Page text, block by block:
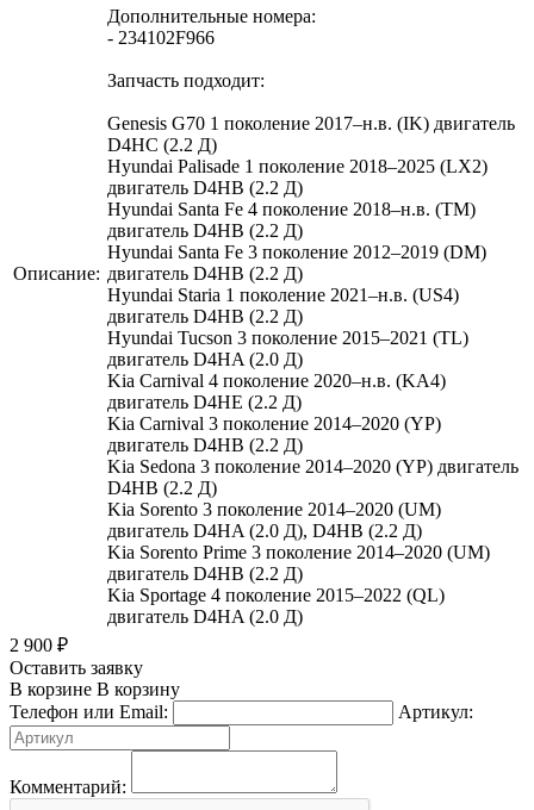
Описание:
Дополнительные номера:
- 234102F966
Запчасть подходит:
Genesis G70 1 поколение 2017–н.в. (IK) двигатель
D4HC (2.2 Д)
Hyundai Palisade 1 поколение 2018–2025 (LX2)
двигатель D4HB (2.2 Д)
Hyundai Santa Fe 4 поколение 2018–н.в. (TM)
двигатель D4HB (2.2 Д)
Hyundai Santa Fe 3 поколение 2012–2019 (DM)
двигатель D4HB (2.2 Д)
Hyundai Staria 1 поколение 2021–н.в. (US4)
двигатель D4HB (2.2 Д)
Hyundai Tucson 3 поколение 2015–2021 (TL)
двигатель D4HA (2.0 Д)
Kia Carnival 4 поколение 2020–н.в. (KA4)
двигатель D4HE (2.2 Д)
Kia Carnival 3 поколение 2014–2020 (YP)
двигатель D4HB (2.2 Д)
Kia Sedona 3 поколение 2014–2020 (YP) двигатель
D4HB (2.2 Д)
Kia Sorento 3 поколение 2014–2020 (UM)
двигатель D4HA (2.0 Д), D4HB (2.2 Д)
Kia Sorento Prime 3 поколение 2014–2020 (UM)
двигатель D4HB (2.2 Д)
Kia Sportage 4 поколение 2015–2022 (QL)
двигатель D4HA (2.0 Д)
2 900 ₽
Оставить заявку
В корзине В корзину
Телефон или Email:
Артикул:
Комментарий: